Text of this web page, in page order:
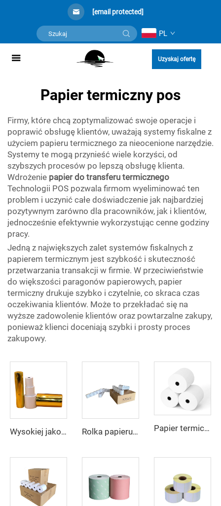
[email protected]
PL
Uzyskaj ofertę
Papier termiczny pos
Firmy, które chcą zoptymalizować swoje operacje i
poprawić obsługę klientów, uważają systemy fiskalne z
użyciem papieru termicznego za nieocenione narzędzie.
Systemy te mogą przynieść wiele korzyści, od
szybszych procesów po lepszą obsługę klienta.
Wdrożenie papier do transferu termicznego
Technologii POS pozwala firmom wyeliminować ten
problem i uczynić całe doświadczenie jak najbardziej
pozytywnym zarówno dla pracowników, jak i klientów,
jednocześnie efektywnie wykorzystując cenne godziny
pracy.
Jedną z największych zalet systemów fiskalnych z
papierem termicznym jest szybkość i skuteczność
przetwarzania transakcji w firmie. W przeciwieństwie
do większości paragonów papierowych, papier
termiczny drukuje szybko i czytelnie, co skraca czas
oczekiwania klientów. Może to przekładać się na
wyższe zadowolenie klientów oraz powtarzalne zakupy,
ponieważ klienci doceniają szybki i prosty proces
zakupowy.
Wysokiej jakości, 100% czysta masa drzewna, termiczny papier paragonowy, role do kas fiskalnych, POS, bankomatów, banków Rolka papieru termicznego do kasy fiskalnej: 80*50 mm sprzedaż bezpośrednia z fabryki, niska cena, dobra jakość, łatwe w użyciu, wyraźne drukowanie Papier termiczny 80*80, 57*40 mm w niskiej cenie i najwyższej jakości